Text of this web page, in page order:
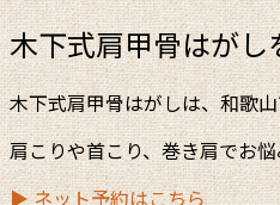
木下式肩甲骨はが
木下式肩甲骨はがしは、和歌
肩こりや首こり、巻き肩でお
▶ ネット予約はこちら